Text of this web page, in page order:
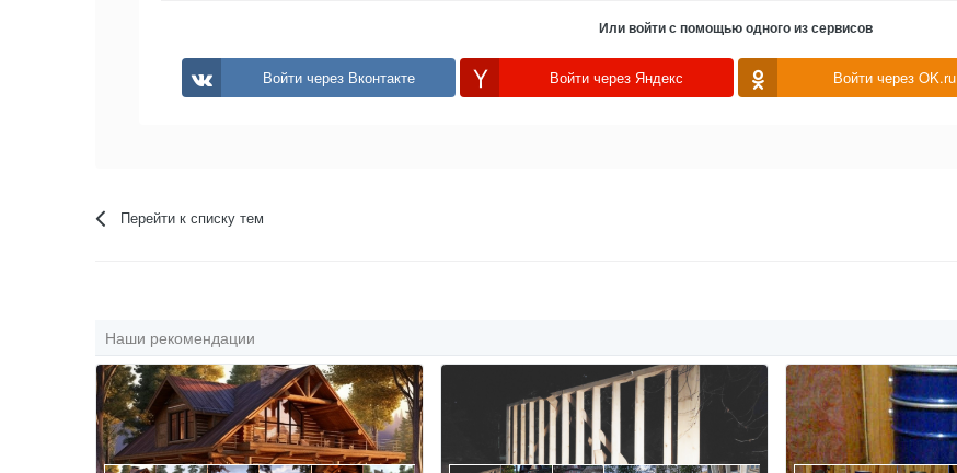
Или войти с помощью одного из сервисов
Войти через Вконтакте Войти через Яндекс Войти через OK.ru
Перейти к списку тем
Наши рекомендации